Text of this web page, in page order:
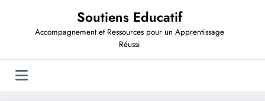
Soutiens Educatif
Accompagnement et Ressources pour un Apprentissage
Réussi